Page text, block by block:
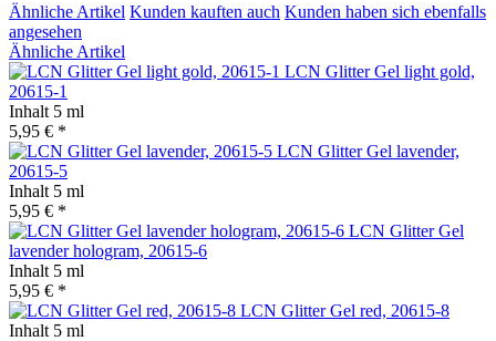
Ähnliche Artikel Kunden kauften auch Kunden haben sich ebenfalls
angesehen
Ähnliche Artikel
LCN Glitter Gel light gold,
20615-1
Inhalt 5 ml
5,95 € *
LCN Glitter Gel lavender,
20615-5
Inhalt 5 ml
5,95 € *
LCN Glitter Gel
lavender hologram, 20615-6
Inhalt 5 ml
5,95 € *
LCN Glitter Gel red, 20615-8
Inhalt 5 ml